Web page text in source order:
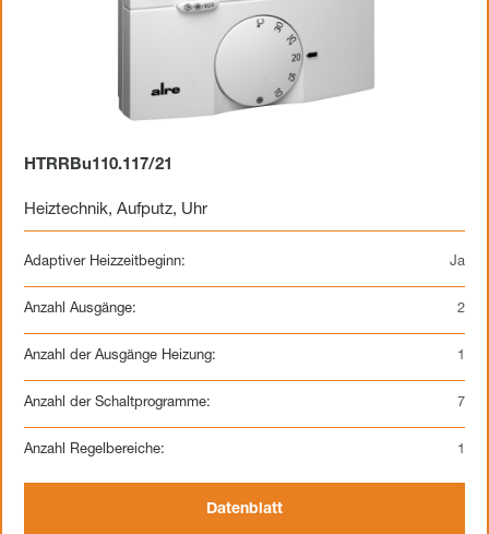
HTRRBu110.117/21
Heiztechnik, Aufputz, Uhr
Adaptiver Heizzeitbeginn: Ja
Anzahl Ausgänge: 2
Anzahl der Ausgänge Heizung: 1
Anzahl der Schaltprogramme: 7
Anzahl Regelbereiche: 1
Datenblatt